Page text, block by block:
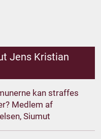
Jens Kristian
kan straffes
Medlem af
Siumut